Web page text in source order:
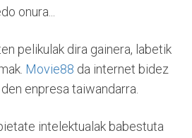
onura...
pelikulak dira gainera, labetik
Movie88 da internet bidez
enpresa taiwandarra.
intelektualak babestuta